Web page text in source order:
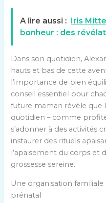
A lire aussi : Iris
bonheur : des
Dans son quotidien,
hauts et bas de cette
l’importance de bien
conseil essentiel pour
future maman révèle que
quotidien – comme
s’adonner à des activités
instaurer des rituels
l’apaisement du corps et
grossesse sereine.
Une organisation
prénatal